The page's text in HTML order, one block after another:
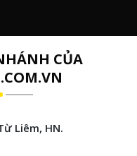
CỦA
Liêm, HN.